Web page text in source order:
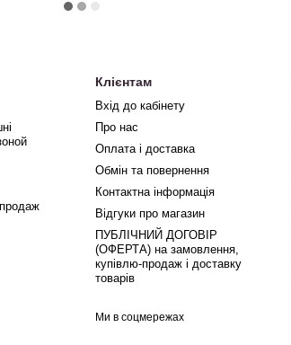
Клієнтам
Вхід до кабінету
Про нас
Оплата і доставка
Обмін та повернення
Контактна інформація
Відгуки про магазин
ПУБЛІЧНИЙ ДОГОВІР
(ОФЕРТА) на замовлення,
купівлю-продаж і доставку
товарів
Ми в соцмережах